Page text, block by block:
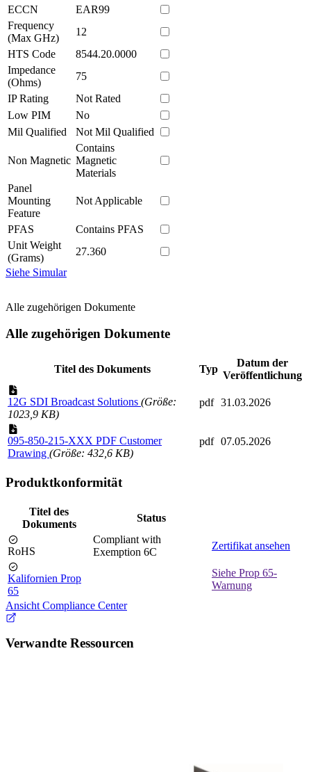
ECCN
EAR99
Frequency
(Max GHz)
12
HTS Code
8544.20.0000
Impedance
(Ohms)
75
IP Rating
Not Rated
Low PIM
No
Mil Qualified
Not Mil Qualified
Non Magnetic
Contains
Magnetic
Materials
Panel
Mounting
Feature
Not Applicable
PFAS
Contains PFAS
Unit Weight
(Grams)
27.360
Siehe Simular
Alle zugehörigen Dokumente
Alle zugehörigen Dokumente
Titel des Dokuments Typ
Datum der
Veröffentlichung
12G SDI Broadcast Solutions (Größe:
1023,9 KB)
pdf 31.03.2026
095-850-215-XXX PDF Customer
Drawing (Größe: 432,6 KB)
pdf 07.05.2026
Produktkonformität
Titel des
Dokuments
Status
RoHS
Compliant with
Exemption 6C
Zertifikat ansehen
Kalifornien Prop
65
Siehe Prop 65-
Warnung
Ansicht Compliance Center
Verwandte Ressourcen